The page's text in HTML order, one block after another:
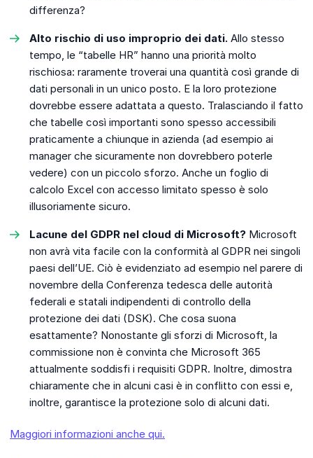
differenza?
Alto rischio di uso improprio dei dati. Allo stesso
tempo, le “tabelle HR” hanno una priorità molto
rischiosa: raramente troverai una quantità così grande di
dati personali in un unico posto. E la loro protezione
dovrebbe essere adattata a questo. Tralasciando il fatto
che tabelle così importanti sono spesso accessibili
praticamente a chiunque in azienda (ad esempio ai
manager che sicuramente non dovrebbero poterle
vedere) con un piccolo sforzo. Anche un foglio di
calcolo Excel con accesso limitato spesso è solo
illusoriamente sicuro.
Lacune del GDPR nel cloud di Microsoft? Microsoft
non avrà vita facile con la conformità al GDPR nei singoli
paesi dell’UE. Ciò è evidenziato ad esempio nel parere di
novembre della Conferenza tedesca delle autorità
federali e statali indipendenti di controllo della
protezione dei dati (DSK). Che cosa suona
esattamente? Nonostante gli sforzi di Microsoft, la
commissione non è convinta che Microsoft 365
attualmente soddisfi i requisiti GDPR. Inoltre, dimostra
chiaramente che in alcuni casi è in conflitto con essi e,
inoltre, garantisce la protezione solo di alcuni dati.
Maggiori informazioni anche qui.